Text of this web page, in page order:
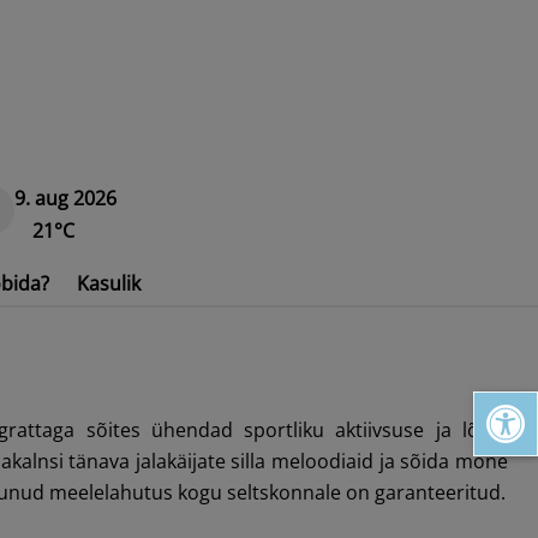
Open toolbar
9. aug 2026
21°C
Kasulik
sõites ühendad sportliku aktiivsuse ja lõbu.
tänava jalakäijate silla meloodiaid ja sõida mõne
meelelahutus kogu seltskonnale on garanteeritud.